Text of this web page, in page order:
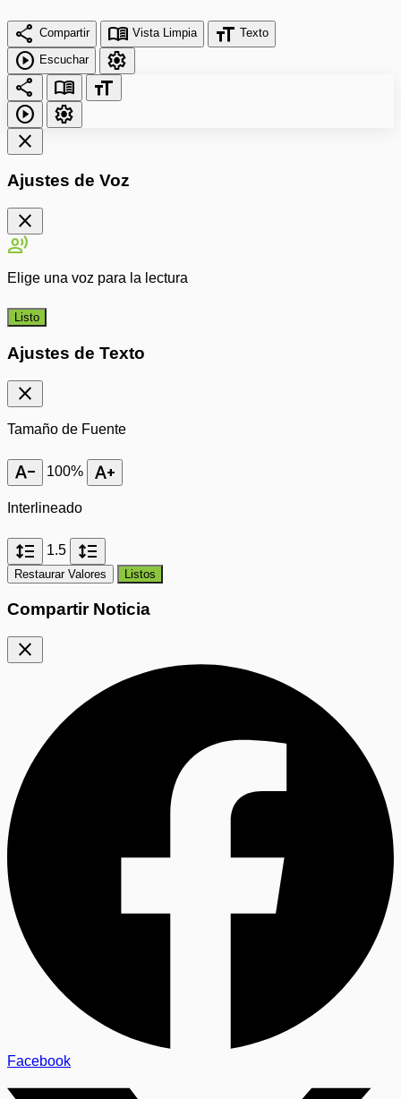
share Compartir menu_book Vista Limpia format_size Texto
play_circle Escuchar
settings
share
menu_book
format_size
play_circle
settings
close
Ajustes de Voz
close
record_voice_over
Elige una voz para la lectura
Listo
Ajustes de Texto
close
Tamaño de Fuente
text_decrease 100% text_increase
Interlineado
format_line_spacing 1.5 format_line_spacing
Restaurar Valores Listos
Compartir Noticia
close
Facebook